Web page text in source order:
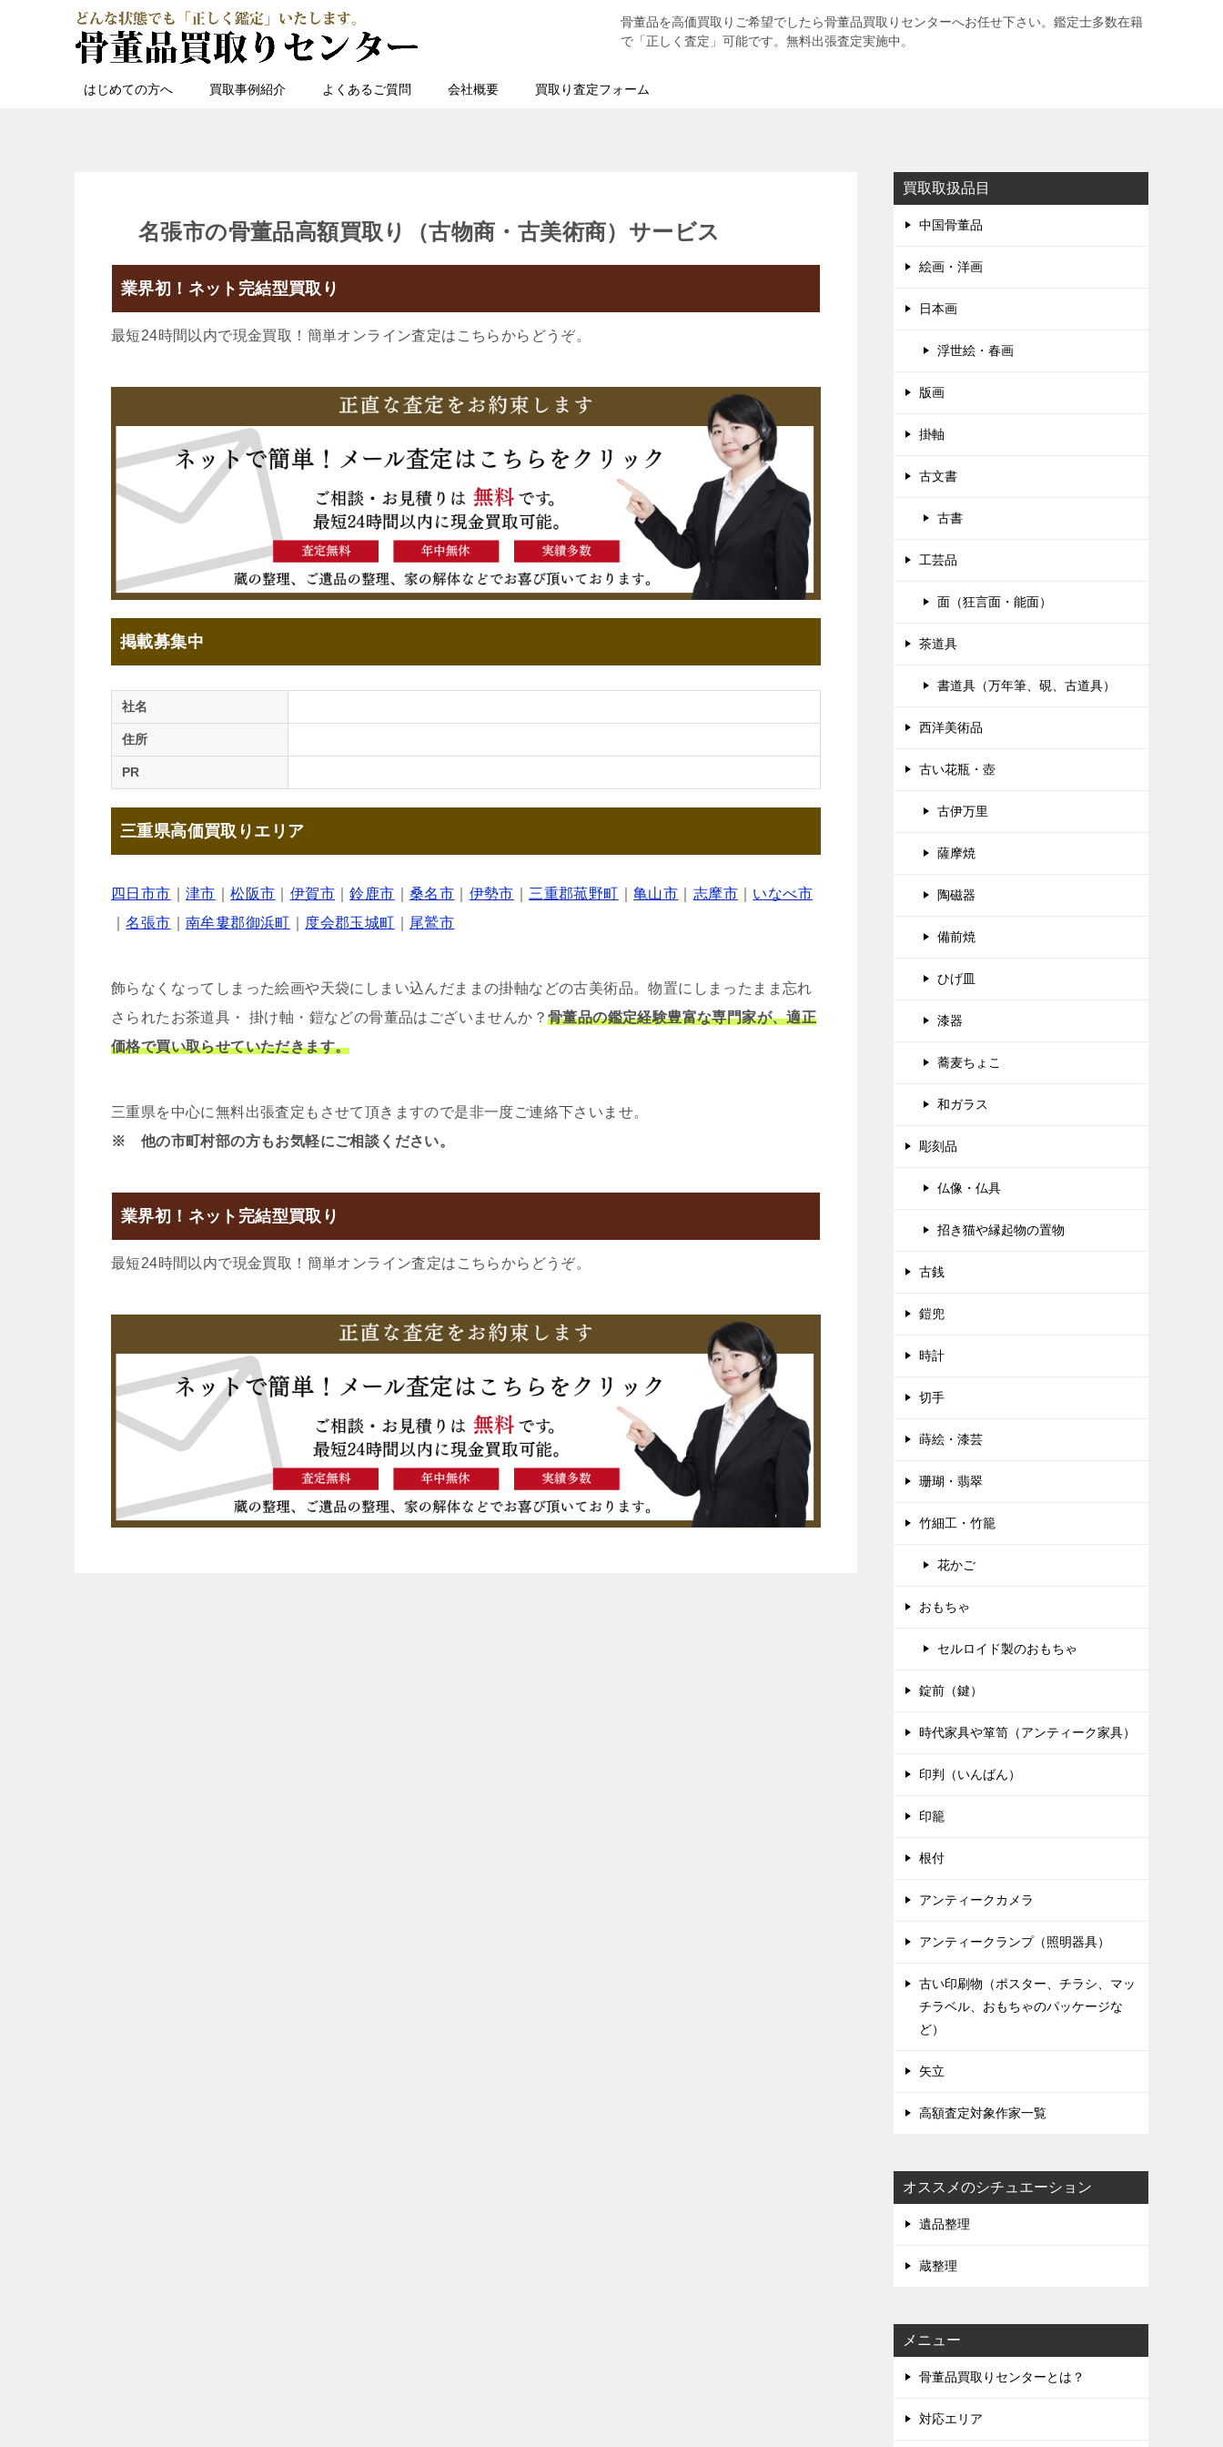
骨董品を高価買取りご希望でしたら骨董品買取りセンターへお任せ下さい。鑑定士多数在籍
で「正しく査定」可能です。無料出張査定実施中。
はじめての方へ 買取事例紹介 よくあるご質問 会社概要 買取り査定フォーム
名張市の骨董品高額買取り（古物商・古美術商）サービス
業界初！ネット完結型買取り
最短24時間以内で現金買取！簡単オンライン査定はこちらからどうぞ。
掲載募集中
社名
住所
PR
三重県高価買取りエリア
四日市市 ｜津市 ｜松阪市 伊賀市 ｜鈴鹿市 ｜桑名市 伊勢市 三重郡菰野町 ｜亀山市 志摩市｜ いなべ市
｜名張市 ｜南牟婁郡御浜町 度会郡玉城町 尾鷲市
飾らなくなってしまった絵画や天袋にしまい込んだままの掛軸などの古美術品。物置にしまったまま忘れ
さられたお茶道具・ 掛け軸・鎧などの骨董品はございませんか？ 骨董品の鑑定経験豊富な専門家が、適正
価格で買い取らせていただきます。
三重県を中心に無料出張査定もさせて頂きますので是非一度ご連絡下さいませ。
※ 他の市町村部の方もお気軽にご相談ください。
業界初！ネット完結型買取り
最短24時間以内で現金買取！簡単オンライン査定はこちらからどうぞ。
買取取扱品目
中国骨董品
絵画・洋画
日本画
浮世絵・春画
版画
掛軸
古文書
古書
工芸品
面（狂言面・能面）
茶道具
書道具（万年筆、硯、古道具）
西洋美術品
古い花瓶・壺
古伊万里
薩摩焼
陶磁器
備前焼
ひげ皿
漆器
蕎麦ちょこ
和ガラス
彫刻品
仏像・仏具
招き猫や縁起物の置物
古銭
鎧兜
時計
切手
蒔絵・漆芸
珊瑚・翡翠
竹細工・竹籠
花かご
おもちゃ
セルロイド製のおもちゃ
錠前（鍵）
時代家具や箪笥（アンティーク家具）
印判（いんばん）
印籠
根付
アンティークカメラ
アンティークランプ（照明器具）
古い印刷物（ポスター、チラシ、マッ
チラベル、おもちゃのパッケージな
ど）
矢立
高額査定対象作家一覧
オススメのシチュエーション
遺品整理
蔵整理
メニュー
骨董品買取りセンターとは？
対応エリア